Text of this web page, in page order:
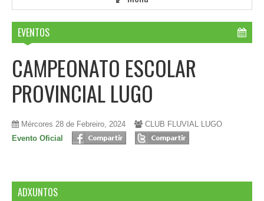
EVENTOS
CAMPEONATO ESCOLAR
PROVINCIAL LUGO
Mércores 28 de Febreiro, 2024
CLUB FLUVIAL LUGO
Evento Oficial
ADXUNTOS